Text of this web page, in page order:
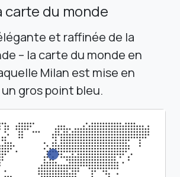
carte du monde
et raffinée de la
– la carte du monde en
Milan est mise en
gros point bleu.